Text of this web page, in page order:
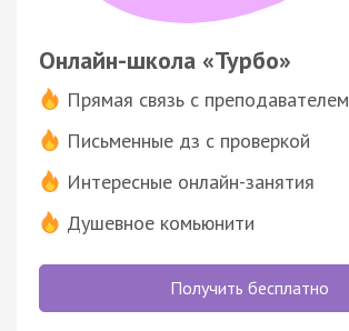
Онлайн-школа «Турбо»
Прямая связь с преподавателем
Письменные дз с проверкой
Интересные онлайн-занятия
Душевное комьюнити
Получить бесплатно